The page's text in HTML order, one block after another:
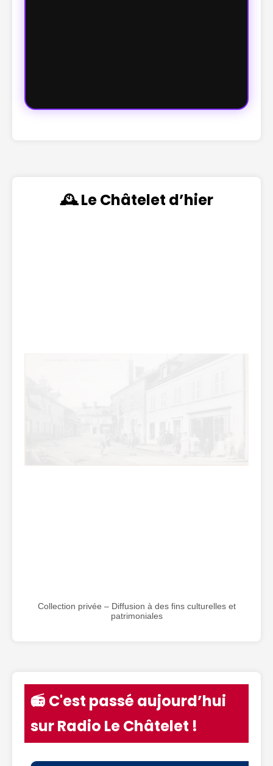
🕰️ Le Châtelet d’hier
Collection privée – Diffusion à des fins culturelles et
patrimoniales
📻 C'est passé aujourd’hui
sur Radio Le Châtelet !